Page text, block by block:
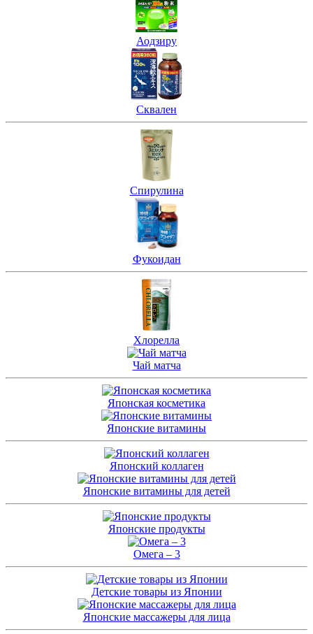
Аодзиру
Сквален
Спирулина
Фукоидан
Хлорелла
Чай матча
Японская косметика
Японские витамины
Японский коллаген
Японские витамины для детей
Японские продукты
Омега – 3
Детские товары из Японии
Японские массажеры для лица